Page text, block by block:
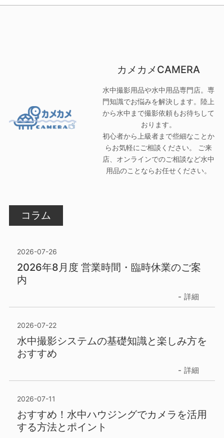
カメカメCAMERA
水中撮影用品や水中用品専門店。専
門知識でお悩みを解決します。陸上
から水中まで撮影依頼もお待ちして
おります。
初心者から上級者まで些細なことか
らお気軽にご相談ください。 ご来
店、オンラインでのご相談など水中
用品のことならお任せください。
コラム
2026-07-26
2026年8月度 営業時間・臨時休業のご案
内
詳細
2026-07-22
水中撮影システムの基礎知識と楽しみ方を
おすすめ
詳細
2026-07-11
おすすめ！水中ハウジングでカメラを活用
する方法とポイント